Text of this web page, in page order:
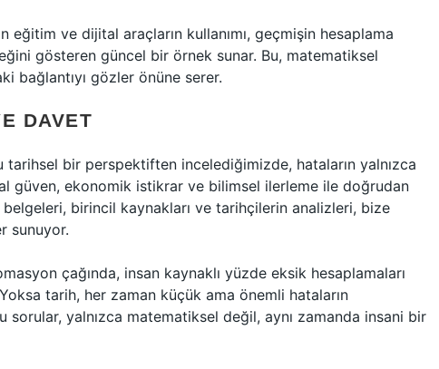
ve dijital araçların kullanımı, geçmişin hesaplama
gösteren güncel bir örnek sunar. Bu, matematiksel
bağlantıyı gözler önüne serer.
DAVET
bir perspektiften incelediğimizde, hataların yalnızca
güven, ekonomik istikrar ve bilimsel ilerleme ile doğrudan
birincil kaynakları ve tarihçilerin analizleri, bize
sunuyor.
çağında, insan kaynaklı yüzde eksik hesaplamaları
tarih, her zaman küçük ama önemli hataların
yalnızca matematiksel değil, aynı zamanda insani bir